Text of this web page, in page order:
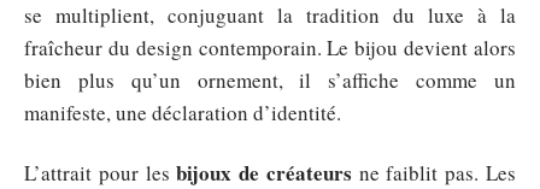
se multiplient, conjuguant la tradition du luxe à la
fraîcheur du design contemporain. Le bijou devient alors
bien plus qu’un ornement, il s’affiche comme un
manifeste, une déclaration d’identité.
L’attrait pour lesbijoux de créateurs ne faiblit pas. Les